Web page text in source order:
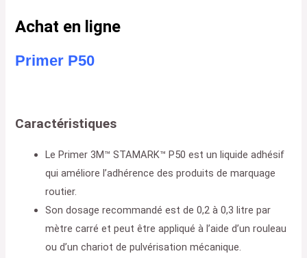
Achat en ligne
Primer P50
Caractéristiques
Le Primer 3M™ STAMARK™ P50 est un liquide adhésif
qui améliore l’adhérence des produits de marquage
routier.
Son dosage recommandé est de 0,2 à 0,3 litre par
mètre carré et peut être appliqué à l’aide d’un rouleau
ou d’un chariot de pulvérisation mécanique.